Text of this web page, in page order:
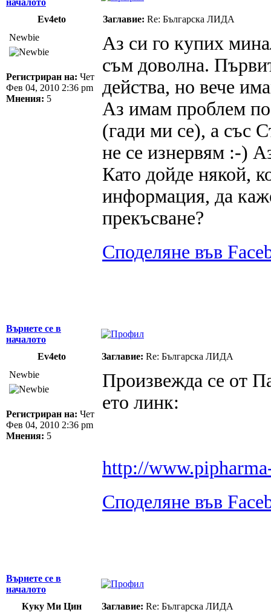
Ev4eto
Заглавие: Re: Българска ЛИДА
Newbie
Регистриран на: Чет
Фев 04, 2010 2:36 pm
Мнения: 5
Аз си го купих
съм доволна.
действа, но вече
Аз имам проблем
(гади ми се), а със
не се изнервям :-)
Като дойде някой,
информация, да
прекъсване?
Споделяне във
Върнете се в
началото
Ev4eto
Заглавие: Re: Българска ЛИДА
Newbie
Регистриран на: Чет
Фев 04, 2010 2:36 pm
Мнения: 5
Произвежда се от
ето линк:
http://
Споделяне във
Върнете се в
началото
Куку Ми Цин
Заглавие: Re: Българска ЛИДА